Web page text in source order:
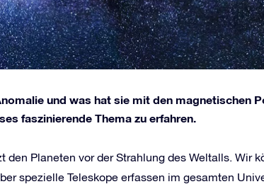
und was hat sie mit den magnetischen
faszinierende Thema zu erfahren.
den Planeten vor der Strahlung des Weltalls. Wir
spezielle Teleskope erfassen im gesamten